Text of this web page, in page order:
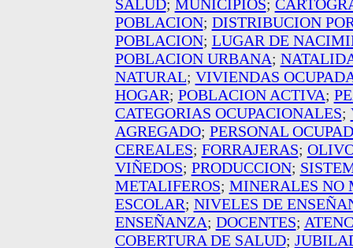
SALUD; MUNICIPIOS;
POBLACION; DISTRIBUCION
POBLACION; LUGAR DE
POBLACION URBANA;
NATURAL; VIVIENDAS
HOGAR; POBLACION ACTIVA;
CATEGORIAS OCUPACIONALES;
AGREGADO; PERSONAL
CEREALES; FORRAJERAS;
VIÑEDOS; PRODUCCION;
METALIFEROS; MINERALES NO
ESCOLAR; NIVELES DE
ENSEÑANZA; DOCENTES;
COBERTURA DE SALUD;